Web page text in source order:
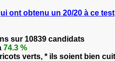
ont obtenu un 20/20 à ce test
sur 10839 candidats
74.3 %
verts, * ils soient bien